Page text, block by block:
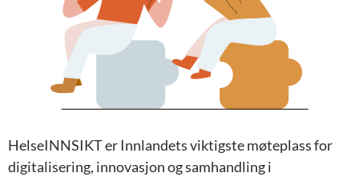
HelseINNSIKT er Innlandets viktigste møteplass for
digitalisering, innovasjon og samhandling i